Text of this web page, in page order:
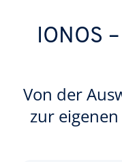
IONOS
Von der
zur